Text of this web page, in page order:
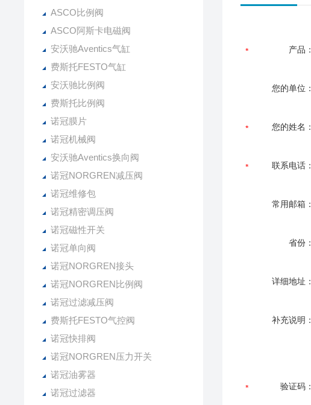
ASCO比例阀
ASCO阿斯卡电磁阀
安沃驰Aventics气缸
费斯托FESTO气缸
安沃驰比例阀
费斯托比例阀
诺冠膜片
诺冠机械阀
安沃驰Aventics换向阀
诺冠NORGREN减压阀
诺冠维修包
诺冠精密调压阀
诺冠磁性开关
诺冠单向阀
诺冠NORGREN接头
诺冠NORGREN比例阀
诺冠过滤减压阀
费斯托FESTO气控阀
诺冠快排阀
诺冠NORGREN压力开关
诺冠油雾器
诺冠过滤器
产品：
您的单位：
您的姓名：
联系电话：
常用邮箱：
省份：
详细地址：
补充说明：
验证码：